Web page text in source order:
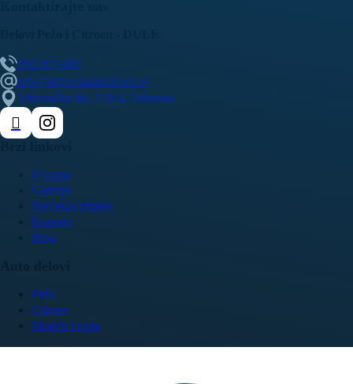
O nama
Galerija
Najčešća pitanja
Kontakt
Blog
Pežo
Citroen
Modeli vozila
062/307-407
info@delovipezocitroen.rs
Vrbovačka bb, 11564, Vrbovno